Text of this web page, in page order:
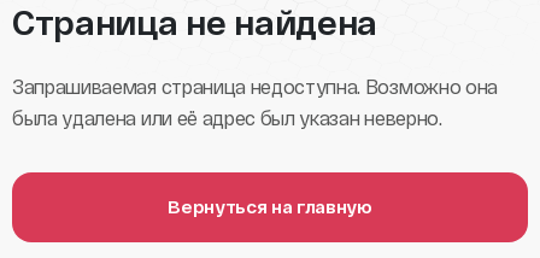
Страница не найдена
Запрашиваемая страница недоступна. Возможно она
была удалена или её адрес был указан неверно.
Вернуться на главную